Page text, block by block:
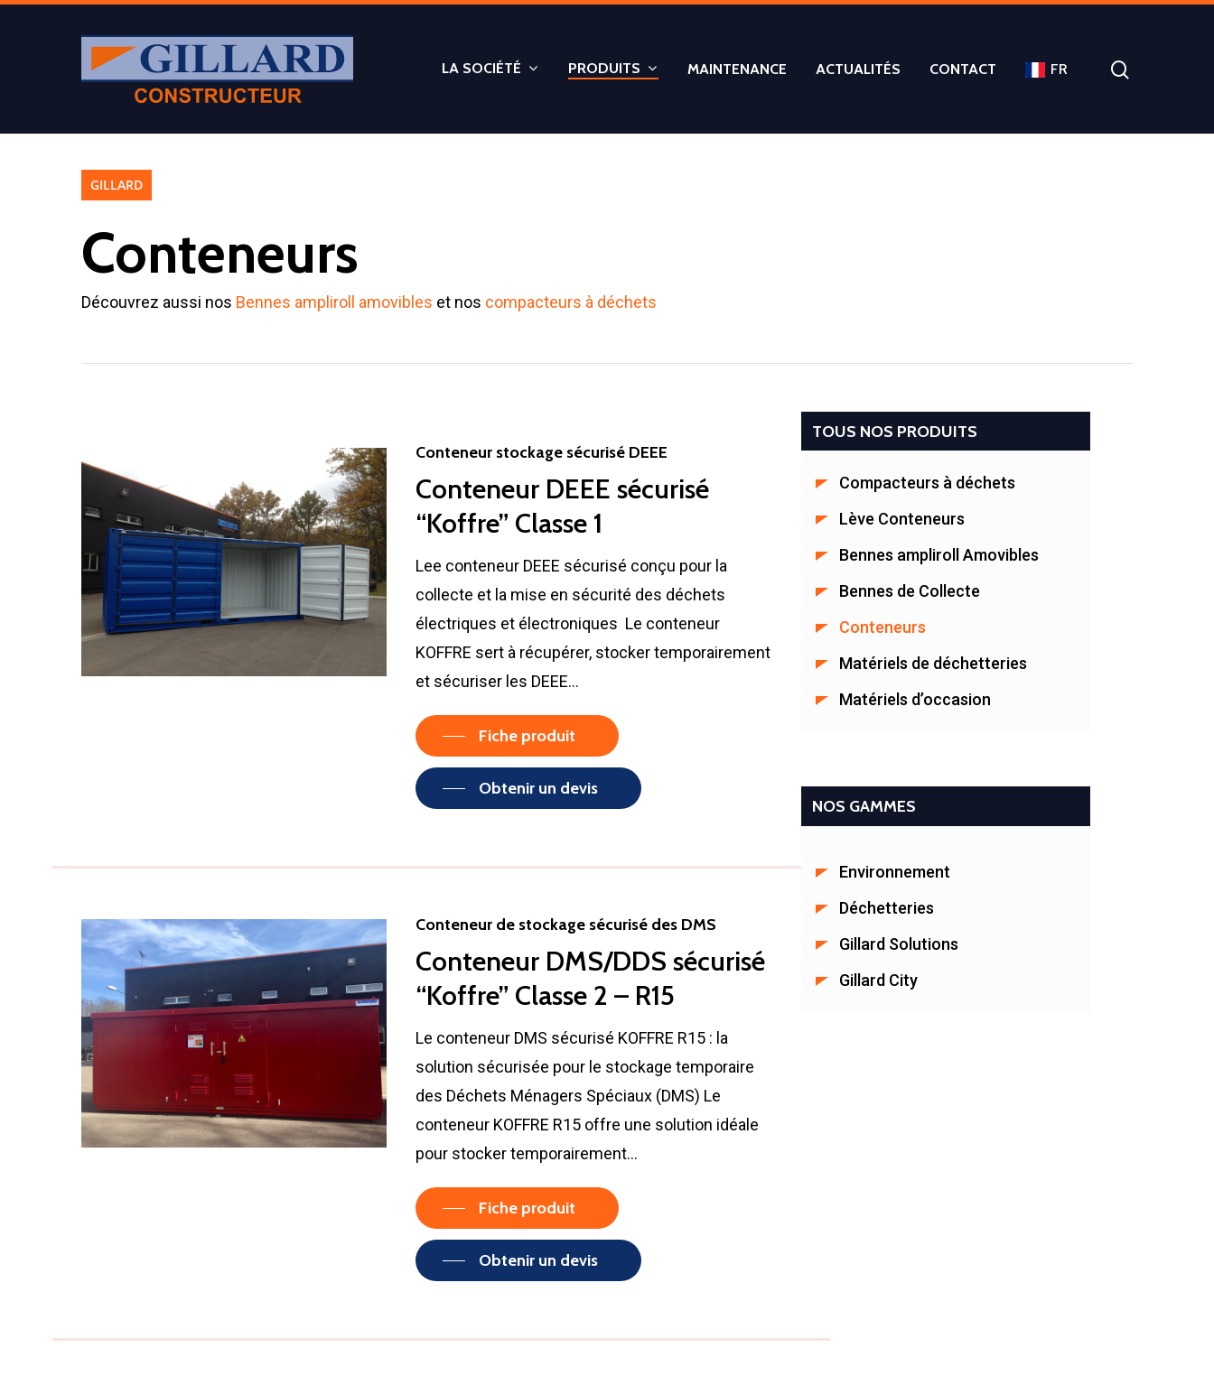
LA SOCIÉTÉ PRODUITS MAINTENANCE ACTUALITÉS CONTACT FR
GILLARD
Conteneurs
Découvrez aussi nos Bennes ampliroll amovibles et nos compacteurs à déchets
Conteneur stockage sécurisé DEEE
Conteneur DEEE sécurisé
“Koffre” Classe 1
Lee conteneur DEEE sécurisé conçu pour la
collecte et la mise en sécurité des déchets
électriques et électroniques Le conteneur
KOFFRE sert à récupérer, stocker temporairement
et sécuriser les DEEE…
Fiche produit
Obtenir un devis
Conteneur de stockage sécurisé des DMS
Conteneur DMS/DDS sécurisé
“Koffre” Classe 2 – R15
Le conteneur DMS sécurisé KOFFRE R15 : la
solution sécurisée pour le stockage temporaire
des Déchets Ménagers Spéciaux (DMS) Le
conteneur KOFFRE R15 offre une solution idéale
pour stocker temporairement…
Fiche produit
Obtenir un devis
TOUS NOS PRODUITS
Compacteurs à déchets
Lève Conteneurs
Bennes ampliroll Amovibles
Bennes de Collecte
Conteneurs
Matériels de déchetteries
Matériels d’occasion
NOS GAMMES
Environnement
Déchetteries
Gillard Solutions
Gillard City